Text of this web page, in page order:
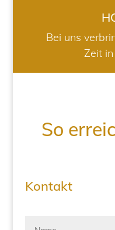
Bei uns
Zeit
So
Kontakt